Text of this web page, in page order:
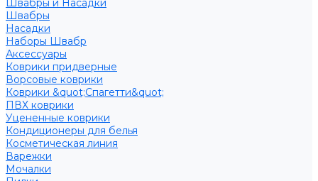
Швабры и Насадки
Швабры
Насадки
Наборы Швабр
Аксессуары
Коврики придверные
Ворсовые коврики
Коврики &quot;Спагетти&quot;
ПВХ коврики
Уцененные коврики
Кондиционеры для белья
Косметическая линия
Варежки
Мочалки